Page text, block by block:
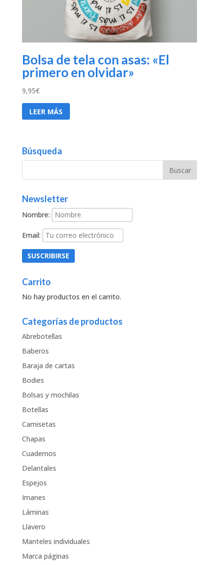
Bolsa de tela con asas: «El
primero en olvidar»
9,95€
LEER MÁS
Búsqueda
Newsletter
Nombre:
Email:
Carrito
No hay productos en el carrito.
Categorías de productos
Abrebotellas
Baberos
Baraja de cartas
Bodies
Bolsas y mochilas
Botellas
Camisetas
Chapas
Cuadernos
Delantales
Espejos
Imanes
Láminas
Llavero
Manteles individuales
Marca páginas